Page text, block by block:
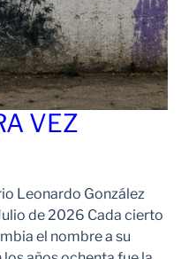
VEZ
Leonardo González
de 2026 Cada cierto
el nombre a su